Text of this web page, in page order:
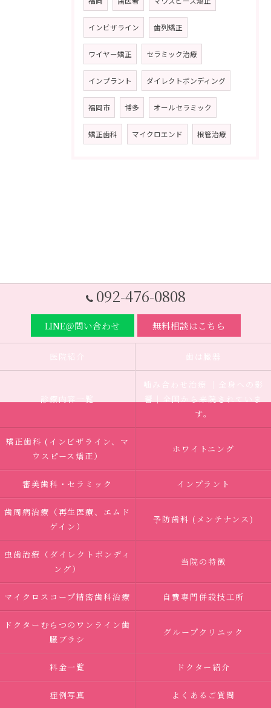
インビザライン 歯列矯正
ワイヤー矯正 セラミック治療
インプラント ダイレクトボンディング
福岡市 博多 オールセラミック
矯正歯科 マイクロエンド 根管治療
092-476-0808
LINE＠問い合わせ 無料相談はこちら
医院紹介 歯は臓器
診療内容一覧
噛み合わせ治療 ｜全身への影
響｜全国から来院されていま
す。
矯正歯科 (インビザライン、マ
ウスピース矯正）
ホワイトニング
審美歯科・セラミック インプラント
歯周病治療（再生医療、エムド
ゲイン）
予防歯科 (メンテナンス)
虫歯治療（ダイレクトボンディ
ング）
当院の特徴
マイクロスコープ精密歯科治療 自費専門併設技工所
ドクターむらつのワンライン歯
臓ブラシ
グループクリニック
料金一覧 ドクター紹介
症例写真 よくあるご質問